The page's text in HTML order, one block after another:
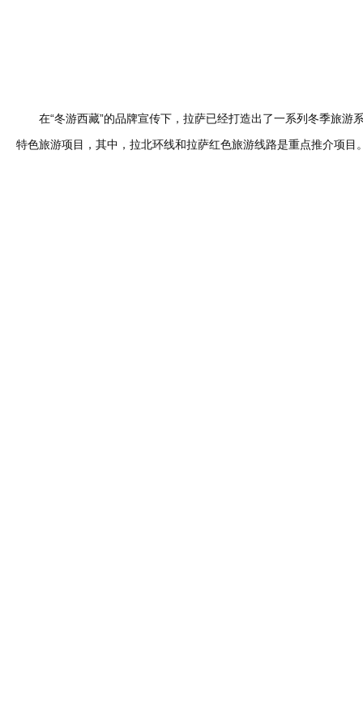
在“冬游西藏”的品牌宣传下，拉萨已经打造出了一系列冬季旅游
特色旅游项目，其中，拉北环线和拉萨红色旅游线路是重点推介项目